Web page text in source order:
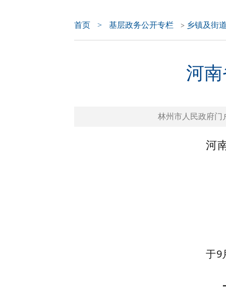
首页 > 基层政务公开专栏 > 乡镇及街
河
林州市人民政府门
河
于9